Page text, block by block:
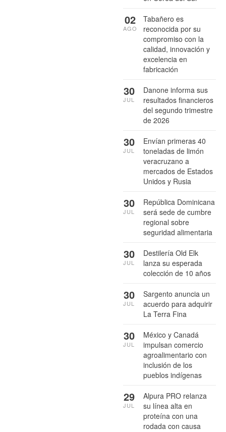
Tabañero es
reconocida por su
compromiso con la
calidad, innovación y
excelencia en
fabricación
02
AGO
Danone informa sus
resultados financieros
del segundo trimestre
de 2026
30
JUL
Envían primeras 40
toneladas de limón
veracruzano a
mercados de Estados
Unidos y Rusia
30
JUL
República Dominicana
será sede de cumbre
regional sobre
seguridad alimentaria
30
JUL
Destilería Old Elk
lanza su esperada
colección de 10 años
30
JUL
Sargento anuncia un
acuerdo para adquirir
La Terra Fina
30
JUL
México y Canadá
impulsan comercio
agroalimentario con
inclusión de los
pueblos indígenas
30
JUL
Alpura PRO relanza
su línea alta en
proteína con una
rodada con causa
29
JUL